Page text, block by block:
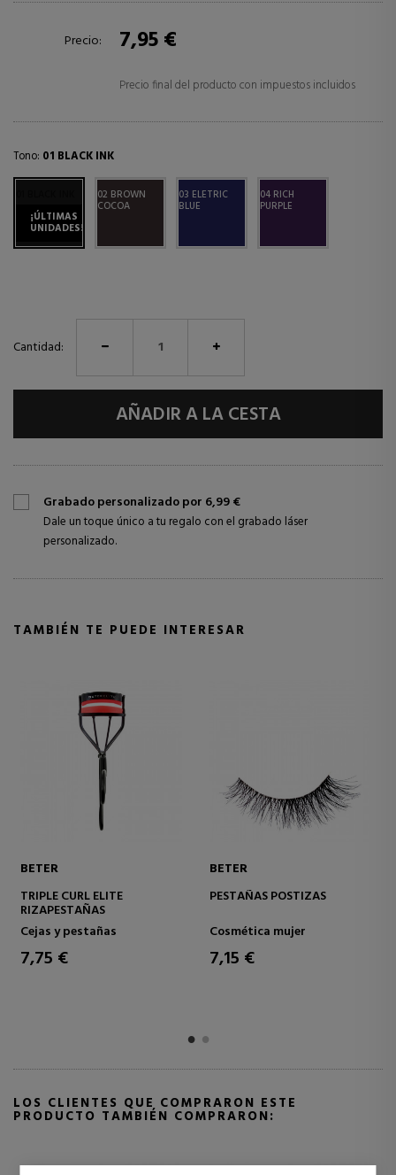
Precio: 7,95 €
Precio final del producto con impuestos incluidos
Tono: 01 BLACK INK
¡ÚLTIMAS
UNIDADES!
02 BROWN
COCOA
03 ELETRIC
BLUE
04 RICH
PURPLE
Cantidad:
AÑADIR A LA CESTA
Grabado personalizado por 6,99 €
Dale un toque único a tu regalo con el grabado láser
personalizado.
TAMBIÉN TE PUEDE INTERESAR
BETER
TRIPLE CURL ELITE
RIZAPESTAÑAS
Cejas y pestañas
7,75 €
BETER
PESTAÑAS POSTIZAS
Cosmética mujer
7,15 €
LOS CLIENTES QUE COMPRARON ESTE
PRODUCTO TAMBIÉN COMPRARON: